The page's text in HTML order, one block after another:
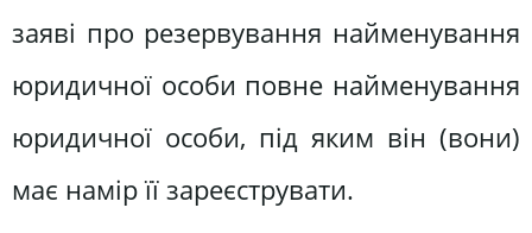
заяві про резервування найменування
юридичної особи повне найменування
юридичної особи, під яким він (вони)
має намір її зареєструвати.